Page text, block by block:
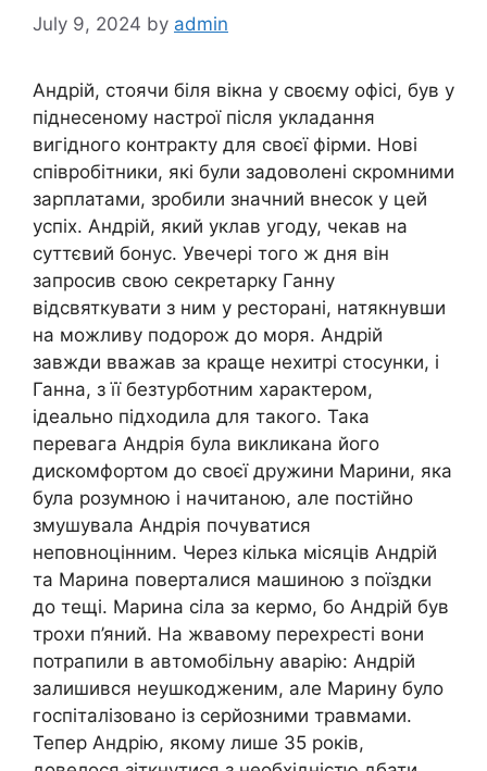
July 9, 2024 by admin
Андрій, стоячи біля вікна у своєму офісі, був у
піднесеному настрої після укладання
вигідного контракту для своєї фірми. Нові
співробітники, які були задоволені скромними
зарплатами, зробили значний внесок у цей
успіх. Андрій, який уклав угоду, чекав на
суттєвий бонус. Увечері того ж дня він
запросив свою секретарку Ганну
відсвяткувати з ним у ресторані, натякнувши
на можливу подорож до моря. Андрій
завжди вважав за краще нехитрі стосунки, і
Ганна, з її безтурботним характером,
ідеально підходила для такого. Така
перевага Андрія була викликана його
дискомфортом до своєї дружини Марини, яка
була розумною і начитаною, але постійно
змушувала Андрія почуватися
неповноцінним. Через кілька місяців Андрій
та Марина поверталися машиною з поїздки
до тещі. Марина сіла за кермо, бо Андрій був
трохи п’яний. На жвавому перехресті вони
потрапили в автомобільну аварію: Андрій
залишився неушкодженим, але Марину було
госпіталізовано із серйозними травмами.
Тепер Андрію, якому лише 35 років,